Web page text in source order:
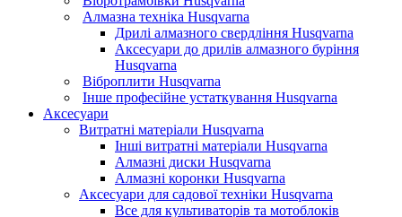
Алмазна техніка Husqvarna
Дрилі алмазного свердління Husqvarna
Аксесуари до дрилів алмазного буріння
Husqvarna
Віброплити Husqvarna
Інше професійне устаткування Husqvarna
Аксесуари
Витратні матеріали Husqvarna
Інші витратні матеріали Husqvarna
Алмазні диски Husqvarna
Алмазні коронки Husqvarna
Аксесуари для садової техніки Husqvarna
Все для культиваторів та мотоблоків